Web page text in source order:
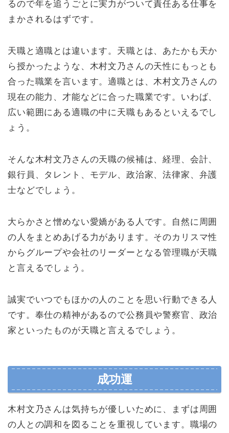
るので年を追うごとに実力がついて責任ある仕事を
まかされるはずです。
天職と適職とは違います。天職とは、あたかも天か
ら授かったような、木村文乃さんの天性にもっとも
合った職業を言います。適職とは、木村文乃さんの
現在の能力、才能などに合った職業です。いわば、
広い範囲にある適職の中に天職もあるといえるでし
ょう。
そんな木村文乃さんの天職の候補は、経理、会計、
銀行員、タレント、モデル、政治家、法律家、弁護
士などでしょう。
大らかさと憎めない愛嬌がある人です。自然に周囲
の人をまとめあげる力があります。そのカリスマ性
からグループや会社のリーダーとなる管理職が天職
と言えるでしょう。
誠実でいつでもほかの人のことを思い行動できる人
です。奉仕の精神があるので公務員や警察官、政治
家といったものが天職と言えるでしょう。
成功運
木村文乃さんは気持ちが優しいために、まずは周囲
の人との調和を図ることを重視しています。職場の